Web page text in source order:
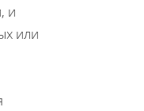
и
или